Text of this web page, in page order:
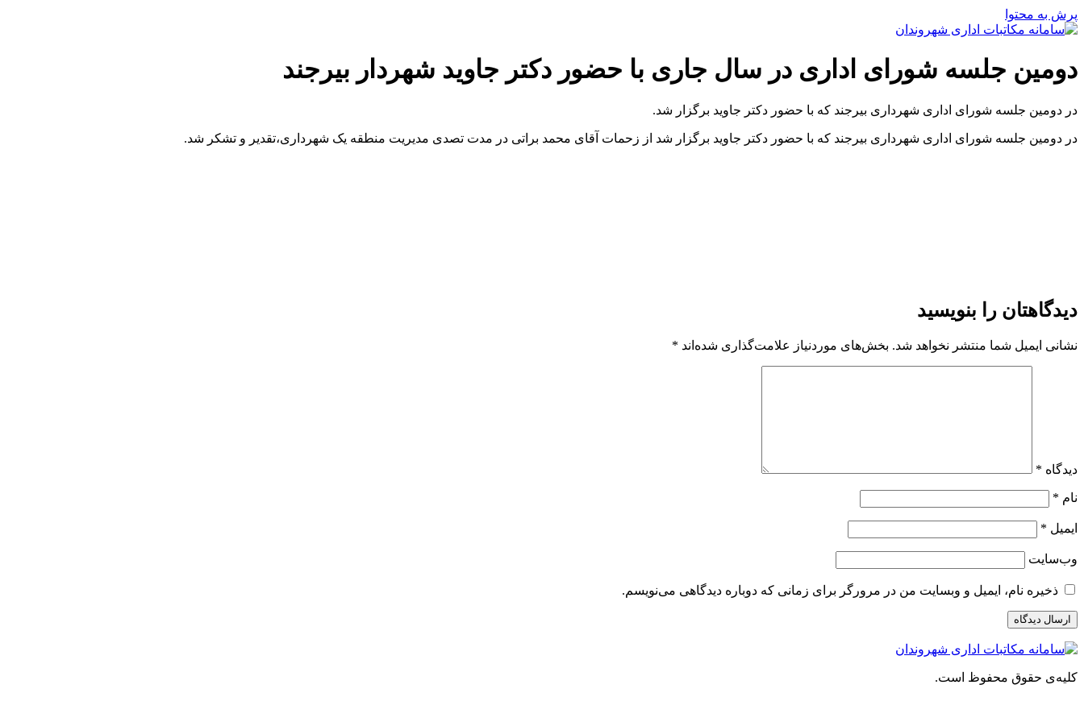
پرش به محتوا
دومین جلسه شورای اداری در سال جاری با حضور دکتر جاوید شهردار بیرجند
در دومین جلسه شورای اداری شهرداری بیرجند که با حضور دکتر جاوید برگزار شد.
در دومین جلسه شورای اداری شهرداری بیرجند که با حضور دکتر جاوید برگزار شد از زحمات آقای محمد براتی در مدت تصدی مدیریت منطقه یک شهرداری،تقدیر و تشکر شد.
دیدگاهتان را بنویسید
نشانی ایمیل شما منتشر نخواهد شد. بخش‌های موردنیاز علامت‌گذاری شده‌اند *
دیدگاه *
نام *
ایمیل *
وب‌سایت
ذخیره نام، ایمیل و وبسایت من در مرورگر برای زمانی که دوباره دیدگاهی می‌نویسم.
کلیه‌ی حقوق محفوظ است.